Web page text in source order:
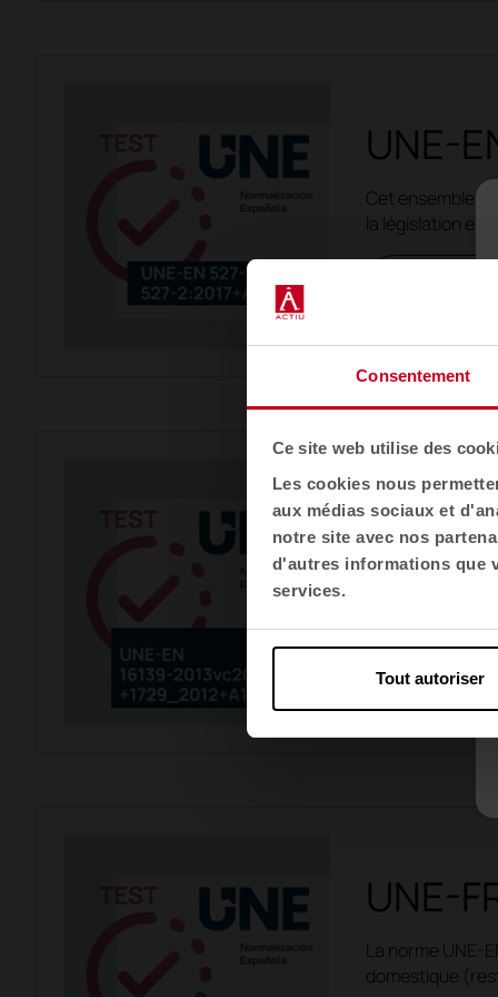
Consentement
Ce site web utilise des
Les cookies nous
aux médias sociaux et
notre site avec nos
d'autres informations que
services.
Tout autoriser
UNE-
Cet ensemble
la législation
UNE-
Ces normes
fonction de
Voir les
UNE-
La norme UNE-
domestique